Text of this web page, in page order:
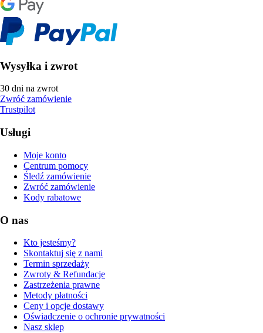
Wysyłka i zwrot
30 dni na zwrot
Zwróć zamówienie
Trustpilot
Usługi
Moje konto
Centrum pomocy
Śledź zamówienie
Zwróć zamówienie
Kody rabatowe
O nas
Kto jesteśmy?
Skontaktuj się z nami
Termin sprzedaży
Zwroty & Refundacje
Zastrzeżenia prawne
Metody płatności
Ceny i opcje dostawy
Oświadczenie o ochronie prywatności
Nasz sklep